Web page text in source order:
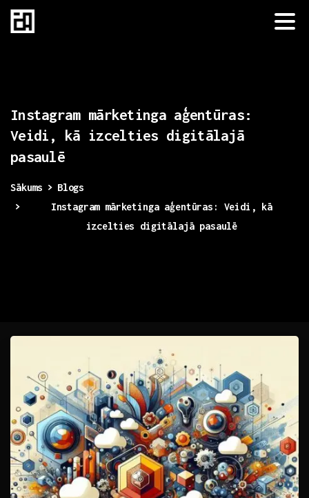
Instagram mārketinga aģentūras:
Veidi,
kā izcelties digitālajā
pasaulē
Sākums
Blogs
Instagram mārketinga aģentūras: Veidi, kā
izcelties digitālajā pasaulē